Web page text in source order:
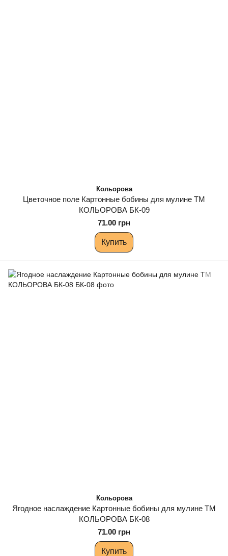
Кольорова
Цветочное поле Картонные бобины для мулине ТМ
КОЛЬОРОВА БК-09
71.00 грн
Купить
Кольорова
Ягодное наслаждение Картонные бобины для мулине ТМ
КОЛЬОРОВА БК-08
71.00 грн
Купить